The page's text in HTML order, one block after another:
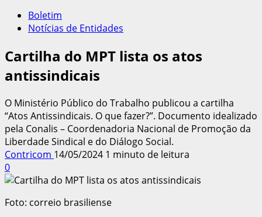
Boletim
Notícias de Entidades
Cartilha do MPT lista os atos
antissindicais
O Ministério Público do Trabalho publicou a cartilha
“Atos Antissindicais. O que fazer?”. Documento idealizado
pela Conalis – Coordenadoria Nacional de Promoção da
Liberdade Sindical e do Diálogo Social.
Contricom 14/05/2024 1 minuto de leitura
0
Foto: correio brasiliense